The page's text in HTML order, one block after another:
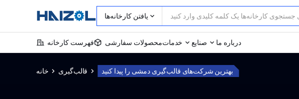
یافتن کارخانه‌ها
فهرست کارخانه محصولات سفارشیخدمات صنایع درباره ما
خانه قالب‌گیری بهترین شرکت‌های قالب‌گیری دمشی را پیدا کنید